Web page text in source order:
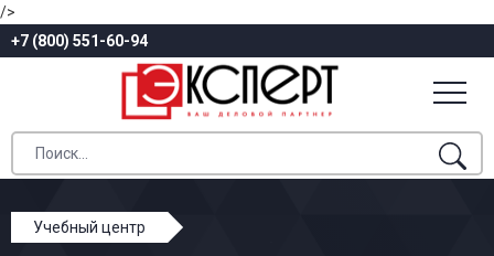
/>
+7 (800) 551-60-94
Учебный центр